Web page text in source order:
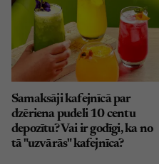
Samaksāji kafejnīcā par
dzēriena pudeli 10 centu
depozītu? Vai ir godīgi, ka no
tā "uzvārās" kafejnīca?